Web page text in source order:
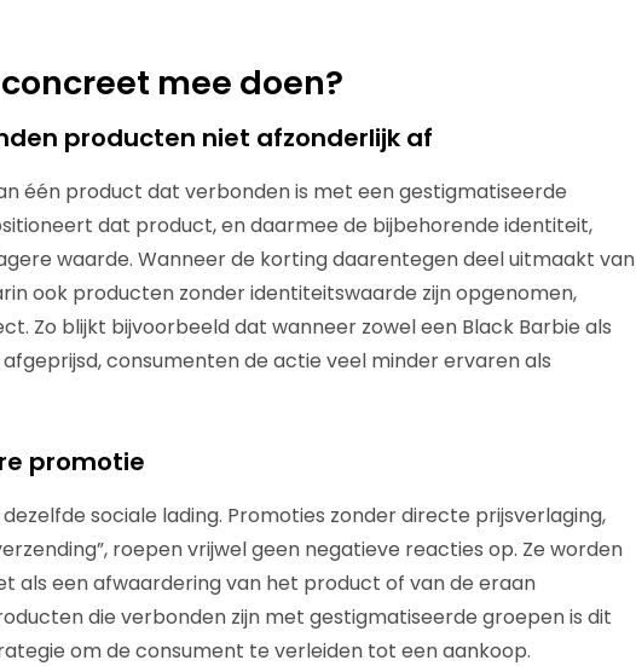
mee doen?
producten niet afzonderlijk af
één product dat verbonden is met een gestigmatiseerde
dat product, en daarmee de bijbehorende identiteit,
waarde. Wanneer de korting daarentegen deel uitmaakt van
ook producten zonder identiteitswaarde zijn opgenomen,
Zo blijkt bijvoorbeeld dat wanneer zowel een Black Barbie als
consumenten de actie veel minder ervaren als
promotie
sociale lading. Promoties zonder directe prijsverlaging,
roepen vrijwel geen negatieve reacties op. Ze worden
als een afwaardering van het product of van de eraan
die verbonden zijn met gestigmatiseerde groepen is dit
om de consument te verleiden tot een aankoop.